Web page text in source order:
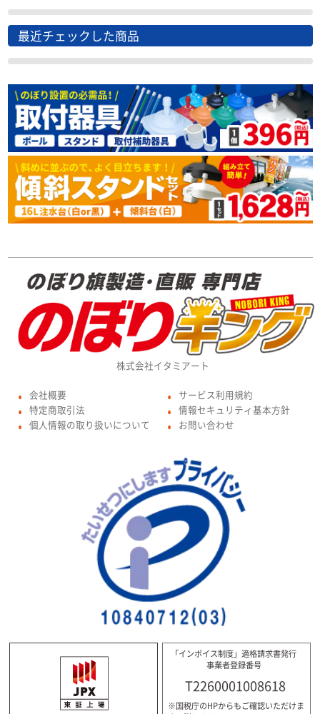
最近チェックした商品
株式会社イタミアート
● 会社概要
● 特定商取引法
● 個人情報の取り扱いについて
● サービス利用規約
● 情報セキュリティ基本方針
● お問い合わせ
「インボイス制度」適格請求書発行
事業者登録番号
T2260001008618
※国税庁のHPからもご確認いただけま